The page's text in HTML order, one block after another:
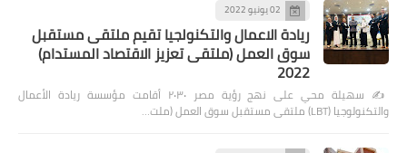
02 يونيو 2022
ريادة الاعمال والتكنولجيا تقيم ملتقى مستقبل
سوق العمل (ملتقى تعزيز الاقتصاد المستدام)
2022
✍️ سهيلة محي على نهج رؤية مصر ٢٠٣٠ أقامت مؤسسة ريادة الأعمال
والتكنولوجيا (LBT) ملتقى مستقبل سوق العمل (ملت…